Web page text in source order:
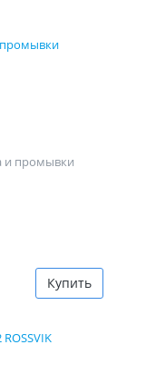
и промывки
Купить